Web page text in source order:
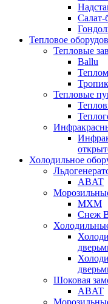
Салат-
Тепловое
Тепловые
Ballu
Тропик
Тепловые
Холодильное
ABAT
МХМ
Снеж
Шоковая
ABAT